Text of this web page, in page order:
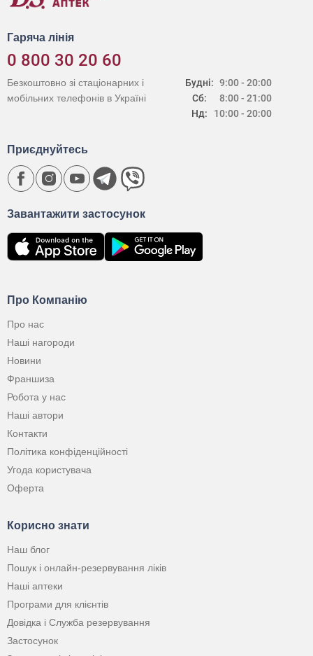
Гаряча лінія
0 800 30 20 60
Будні:
Сб:
Нд:
9:00 - 20:00
8:00 - 21:00
10:00 - 20:00
Безкоштовно зі стаціонарних і
мобільних телефонів в Україні
Про Компанію
Про нас
Наші нагороди
Новини
Франшиза
Робота у нас
Наші автори
Контакти
Політика конфіденційності
Угода користувача
Оферта
Корисно знати
Наш блог
Пошук і онлайн-резервування ліків
Наші аптеки
Програми для клієнтів
Довідка і Служба резервування
Застосунок
Завантажити застосунок
Приєднуйтесь